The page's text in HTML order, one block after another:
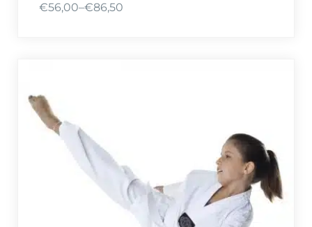
€56,00–€86,50
P
s
p